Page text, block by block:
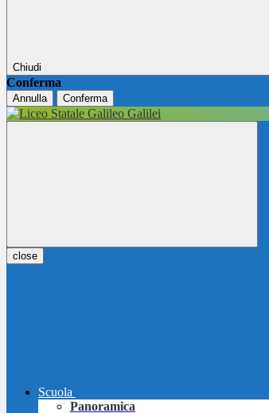
Chiudi
Conferma
Annulla Conferma
close
Scuola
Panoramica